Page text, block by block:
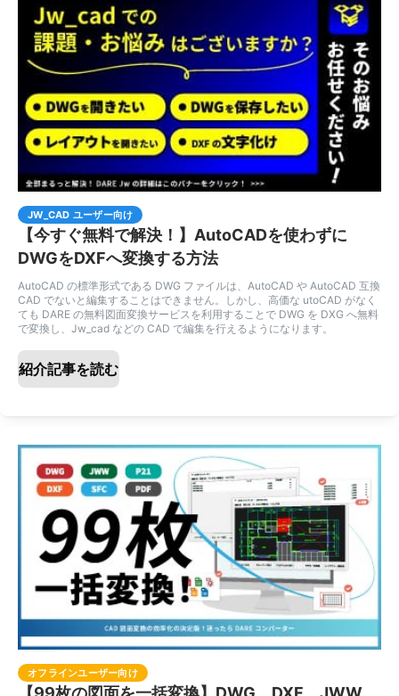
JW_CAD ユーザー向け
【今すぐ無料で解決！】AutoCADを使わずに
DWGをDXFへ変換する方法
AutoCAD の標準形式である DWG ファイルは、AutoCAD や AutoCAD 互換
CAD でないと編集することはできません。しかし、高価な utoCAD がなく
ても DARE の無料図面変換サービスを利用することで DWG を DXG へ無料
で変換し、Jw_cad などの CAD で編集を行えるようになります。
紹介記事を読む
オフラインユーザー向け